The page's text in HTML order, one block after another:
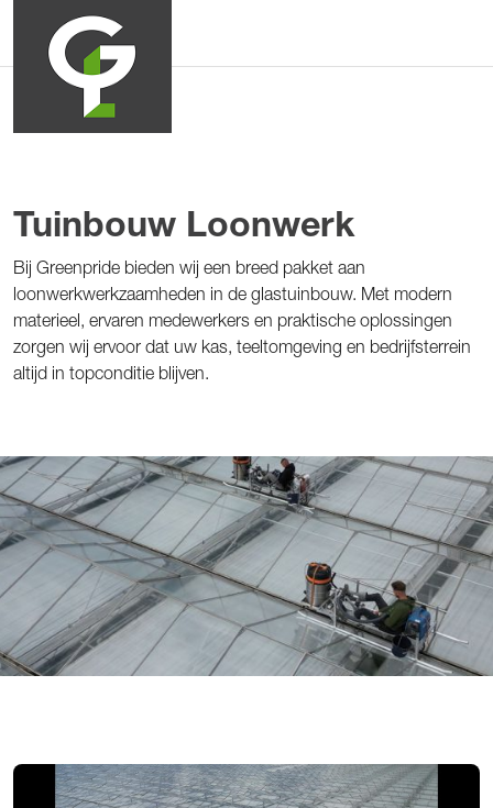
Tuinbouw Loonwerk
Bij Greenpride bieden wij een breed pakket aan
loonwerkwerkzaamheden in de glastuinbouw. Met modern
materieel, ervaren medewerkers en praktische oplossingen
zorgen wij ervoor dat uw kas, teeltomgeving en bedrijfsterrein
altijd in topconditie blijven.